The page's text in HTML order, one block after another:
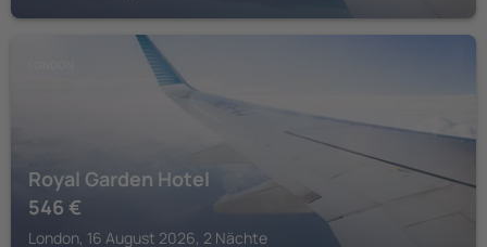
Royal Garden Hotel
546 €
London, 16 August 2026, 2 Nächte